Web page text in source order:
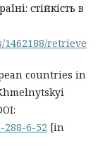
стійкість в
retrieve
countries in
288-6-52 [in